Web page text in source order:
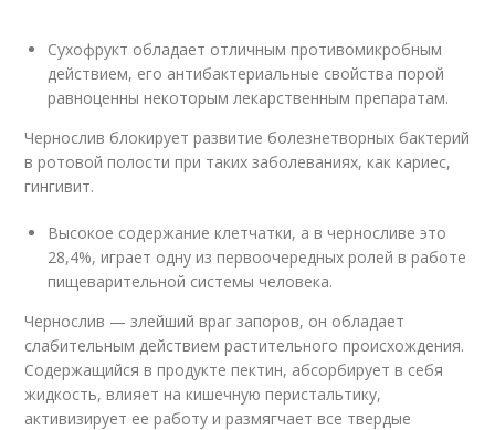
Сухофрукт обладает отличным противомикробным
действием, его антибактериальные свойства порой
равноценны некоторым лекарственным препаратам.
Чернослив блокирует развитие болезнетворных бактерий
в ротовой полости при таких заболеваниях, как кариес,
гингивит.
Высокое содержание клетчатки, а в черносливе это
28,4%, играет одну из первоочередных ролей в работе
пищеварительной системы человека.
Чернослив — злейший враг запоров, он обладает
слабительным действием растительного происхождения.
Содержащийся в продукте пектин, абсорбирует в себя
жидкость, влияет на кишечную перистальтику,
активизирует ее работу и размягчает все твердые